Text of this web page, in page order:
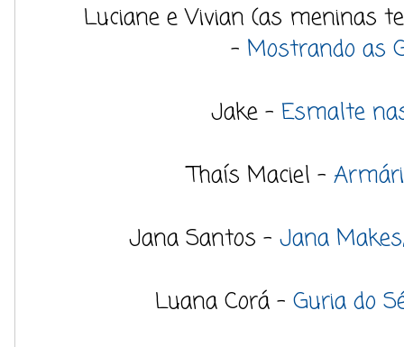
Luciane e Vivian (as meninas
- Mostrando as
Jake - Esmalte
Thaís Maciel -
Jana Santos - Jana
Luana Corá - Guria do